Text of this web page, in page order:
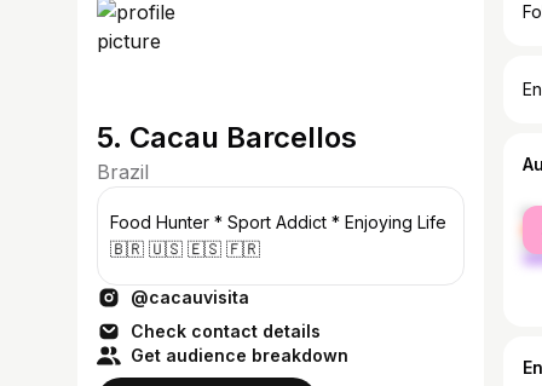
5. Cacau Barcellos
Brazil
Food Hunter * Sport Addict * Enjoying Life
🇧🇷 🇺🇸 🇪🇸 🇫🇷
@cacauvisita
Check contact details
Get audience breakdown